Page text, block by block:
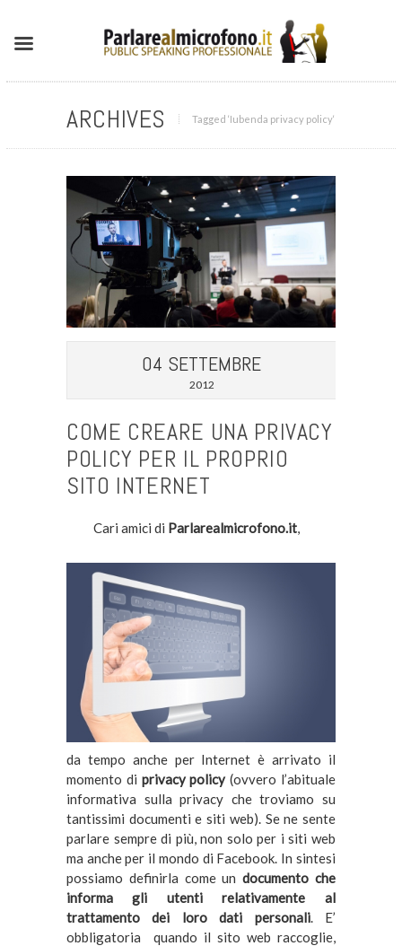
ARCHIVES Tagged ‘Iubenda privacy policy‘
04 SETTEMBRE
2012
COME CREARE UNA PRIVACY
POLICY PER IL PROPRIO
SITO INTERNET
Cari amici di Parlarealmicrofono.it,
da tempo anche per Internet è arrivato il
momento di privacy policy(ovvero l’abituale
informativa sulla privacy che troviamo su
tantissimi documenti e siti web). Se ne sente
parlare sempre di più, non solo per i siti web
ma anche per il mondo di Facebook. In sintesi
possiamo definirla come undocumento che
informa gli utenti relativamente al
trattamento dei loro dati personali. E’
obbligatoria quando il sito web raccoglie,